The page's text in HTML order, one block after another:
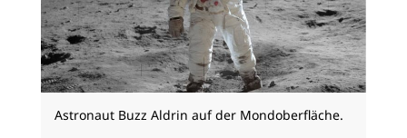
Astronaut Buzz Aldrin auf der Mondoberfläche.